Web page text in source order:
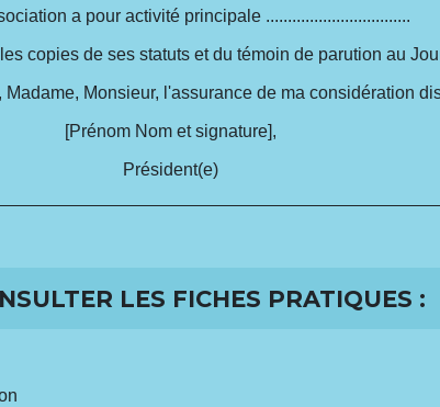
a pour activité principale .................................
copies de ses statuts et du témoin de parution au
Madame, Monsieur, l'assurance de ma considération
[Prénom Nom et signature],
Président(e)
LES FICHES PRATIQUES :